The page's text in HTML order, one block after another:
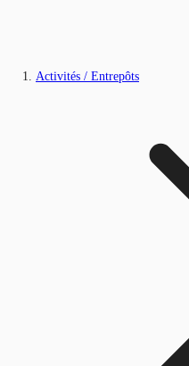
Activités / Entrepôts